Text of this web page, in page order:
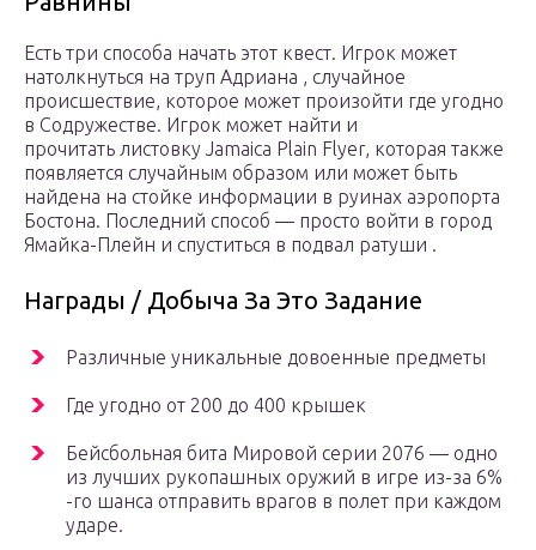
Есть три способа начать этот квест. Игрок может
натолкнуться на труп Адриана , случайное
происшествие, которое может произойти где угодно
в Содружестве. Игрок может найти и
прочитать листовку Jamaica Plain Flyer, которая также
появляется случайным образом или может быть
найдена на стойке информации в руинах аэропорта
Бостона. Последний способ — просто войти в город
Ямайка-Плейн и спуститься в подвал ратуши .
Награды / Добыча За Это Задание
Различные уникальные довоенные предметы
Где угодно от 200 до 400 крышек
Бейсбольная бита Мировой серии 2076 — одно
из лучших рукопашных оружий в игре из-за 6%
-го шанса отправить врагов в полет при каждом
ударе.